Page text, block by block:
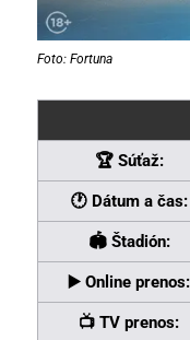
Foto: Fortuna
🏆 Súťaž:
🕐 Dátum a čas:
🏟 Štadión:
▶️ Online prenos:
📺 TV prenos: